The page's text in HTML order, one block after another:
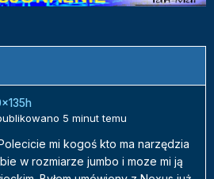
5 minut temu
mi kogoś kto ma narzędzia
w rozmiarze jumbo i moze mi ją